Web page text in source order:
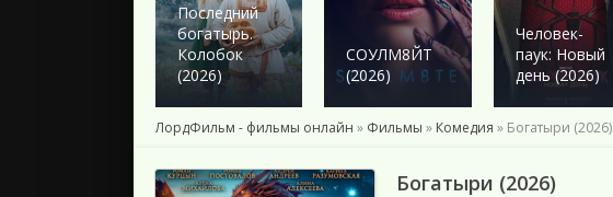
2022
2021
2020
2018
Последний
богатырь.
Колобок
(2026)
СОУЛМ8ЙТ
(2026)
Человек-
паук: Новый
день (2026)
ЛордФильм - фильмы онлайн » Фильмы » Комедия » Богатыри (2026)
Богатыри (2026)